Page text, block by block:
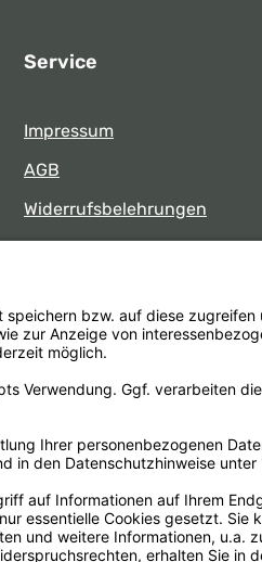
Service
Impressum
AGB
Widerrufsbelehrungen
Datenschutz